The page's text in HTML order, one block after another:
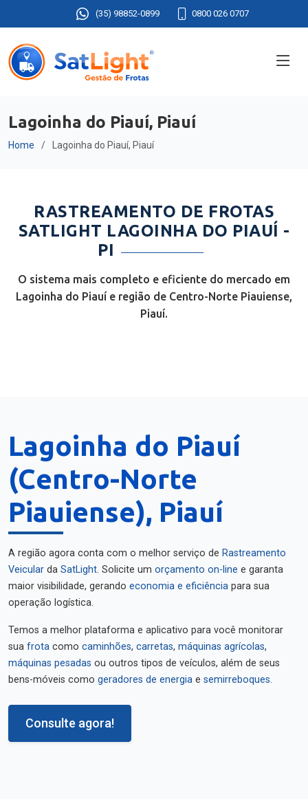
(35) 98852-0899 0800 026 0707
Lagoinha do Piauí, Piauí
Home Lagoinha do Piauí, Piauí
RASTREAMENTO DE FROTAS
SATLIGHT LAGOINHA DO PIAUÍ -
PI
O sistema mais completo e eficiente do mercado em
Lagoinha do Piauí e região de Centro-Norte Piauiense,
Piauí.
Lagoinha do Piauí
(Centro-Norte
Piauiense), Piauí
A região agora conta com o melhor serviço de Rastreamento
Veicular da SatLight. Solicite um orçamento on-line e garanta
maior visibilidade, gerando economia e eficiência para sua
operação logística.
Temos a melhor plataforma e aplicativo para você monitorar
sua frota como caminhões, carretas, máquinas agrícolas,
máquinas pesadas ou outros tipos de veículos, além de seus
bens-móveis como geradores de energia e semirreboques.
Consulte agora!